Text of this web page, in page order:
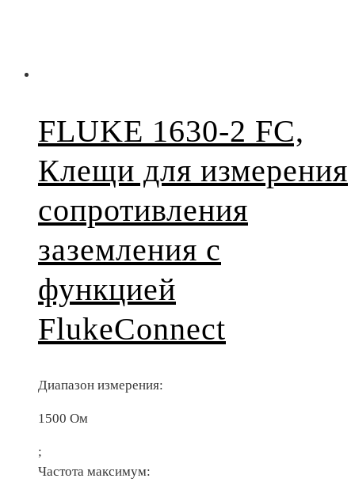
FLUKE 1630-2 FC,
Клещи для измерения
сопротивления
заземления с
функцией
FlukeConnect
Диапазон измерения:
1500 Ом
;
Частота максимум: